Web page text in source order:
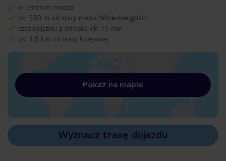
w centrum miasta
ok. 300 m od stacji metra Wittenbergplatz
czas dojazdu z lotniska ok. 15 min
ok. 1,5 km od stacji kolejowej
Pokaż na mapie
Wyznacz trasę dojazdu